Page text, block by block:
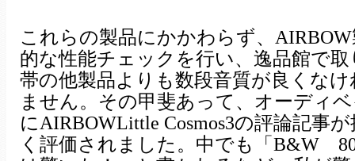
これらの製品にかかわらず、
的な性能チェックを行い、逸品館で
帯の他製品よりも数段音質が良くな
ません。その甲斐あって、オーディ
にAIRBOWLittle Cosmos3の評論記事
く評価されました。中でも「B&W